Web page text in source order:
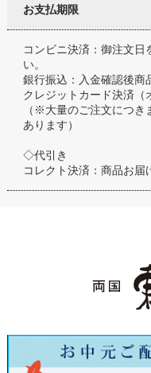
お支払期限
コンビニ決済：御注文日
い。
銀行振込：入金確認後商
クレジットカード決済（
（※大量のご注文につき
あります）
◇代引き
コレクト決済：商品お届